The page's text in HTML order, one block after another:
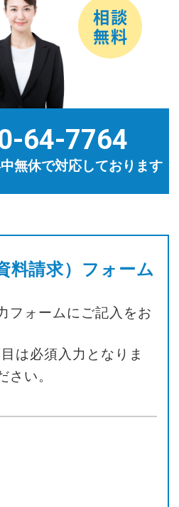
64-7764
無休で対応しております
料請求）フォーム
フォームにご記入をお
は必須入力となりま
さい。